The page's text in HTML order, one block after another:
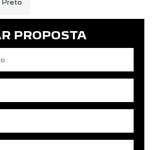
Preto
PROPOSTA